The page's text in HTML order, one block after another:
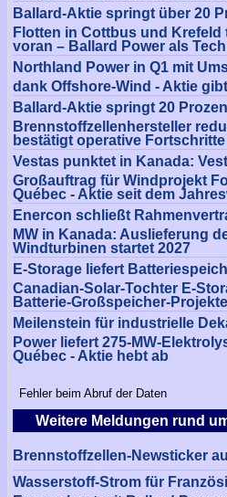
Weitere Meldungen rund
Brennstoffzellen-Newsticker
Wasserstoff-Strom für
Ballard-Aktie springt über 20
Flotten in Cottbus und Krefeld
voran – Ballard Power als
Northland Power in Q1 mit
dank Offshore-Wind - Aktie
Ballard-Aktie springt 20
Brennstoffzellenhersteller
bestätigt operative Fortschritte
Vestas punktet in Kanada:
Großauftrag für Windprojekt
Québec - Aktie seit dem
Enercon schließt
MW in Kanada: Auslieferung
Windturbinen startet 2027
E-Storage liefert
Canadian-Solar-Tochter E-
Batterie-Großspeicher-
Meilenstein für industrielle
Power liefert 275-MW-
Québec - Aktie hebt ab
Fehler beim Abruf der Daten